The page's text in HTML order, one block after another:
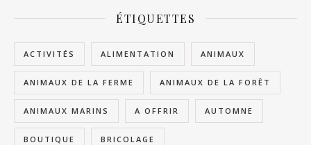
ÉTIQUETTES
ACTIVITÉS ALIMENTATION ANIMAUX
ANIMAUX DE LA FERME ANIMAUX DE LA FORÊT
ANIMAUX MARINS A OFFRIR AUTOMNE
BOUTIQUE BRICOLAGE